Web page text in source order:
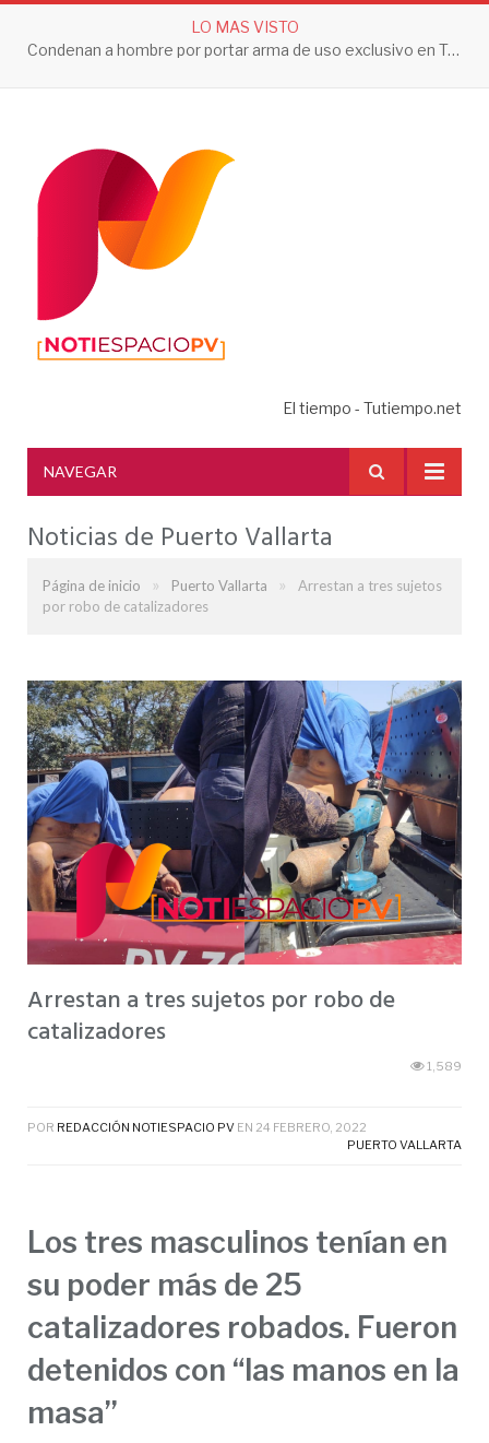
LO MAS VISTO
Condenan a hombre por portar arma de uso exclusivo en Tepic
El tiempo - Tutiempo.net
NAVEGAR
Noticias de Puerto Vallarta
Página de inicio » Puerto Vallarta »
Arrestan a tres sujetos
por robo de catalizadores
Arrestan a tres sujetos por robo de
catalizadores
1,589
POR REDACCIÓN NOTIESPACIO PV EN 24 FEBRERO, 2022
PUERTO VALLARTA
Los tres masculinos tenían en
su poder más de 25
catalizadores robados. Fueron
detenidos con “las manos en la
masa”